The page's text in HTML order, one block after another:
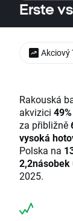
Erste
Rakouská
akvizici
za přibližně
vysoká
Polska na
2025.
Akciový